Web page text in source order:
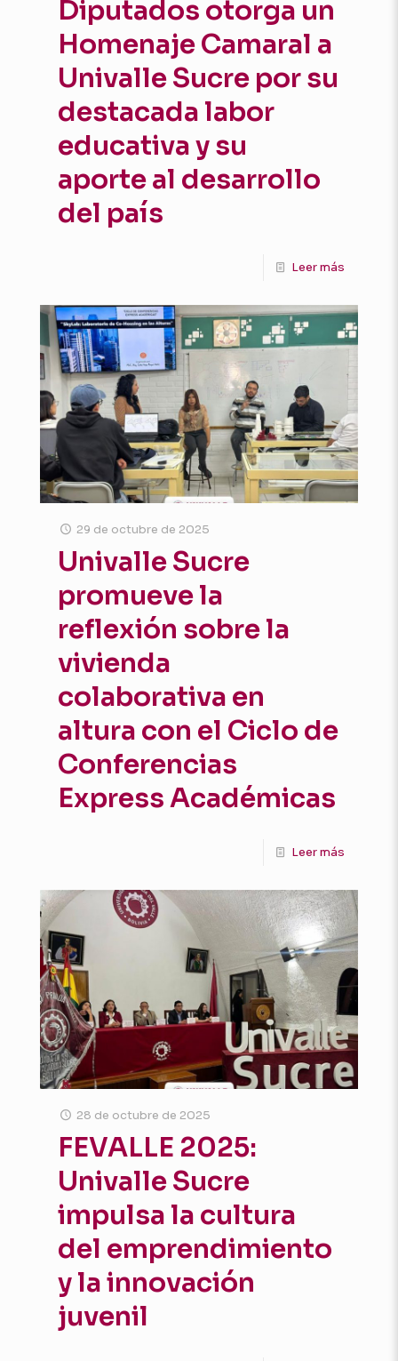
Diputados otorga un
Homenaje Camaral a
Univalle Sucre por su
destacada labor
educativa y su
aporte al desarrollo
del país
Leer más
29 de octubre de 2025
Univalle Sucre
promueve la
reflexión sobre la
vivienda
colaborativa en
altura con el Ciclo de
Conferencias
Express Académicas
Leer más
28 de octubre de 2025
FEVALLE 2025:
Univalle Sucre
impulsa la cultura
del emprendimiento
y la innovación
juvenil